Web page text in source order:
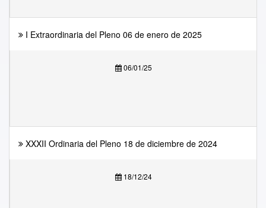
I Extraordinaria del Pleno 06 de enero de 2025
06/01/25
XXXII Ordinaria del Pleno 18 de diciembre de 2024
18/12/24